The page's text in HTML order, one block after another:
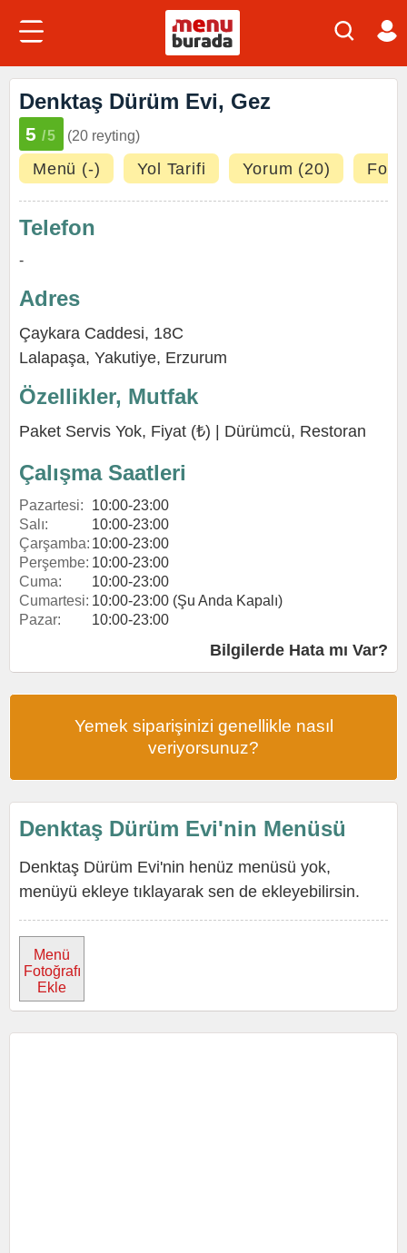
Denktaş Dürüm Evi, Gez
5 /5 (20 reyting)
Menü (-) Yol Tarifi Yorum (20)
Telefon
-
Adres
Çaykara Caddesi, 18C
Lalapaşa, Yakutiye, Erzurum
Özellikler, Mutfak
Paket Servis Yok, Fiyat (₺) | Dürümcü, Restoran
Çalışma Saatleri
Pazartesi:
10:00-23:00
Salı:
10:00-23:00
Çarşamba: 10:00-23:00
Perşembe: 10:00-23:00
Cuma:
10:00-23:00
Cumartesi: 10:00-23:00 (Şu Anda Kapalı)
Pazar:
10:00-23:00
Bilgilerde Hata mı Var?
Yemek siparişinizi genellikle nasıl
veriyorsunuz?
Denktaş Dürüm Evi'nin Menüsü
Denktaş Dürüm Evi'nin henüz menüsü yok,
menüyü ekleye tıklayarak sen de ekleyebilirsin.
Menü
Fotoğrafı
Ekle